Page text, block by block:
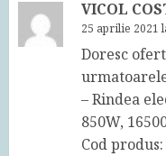
VICOL
25 aprilie 2021
Doresc
– Rindea
850W,
Cod